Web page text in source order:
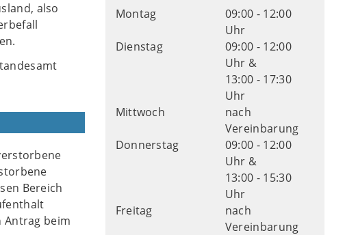
also
Bereich
Antrag beim
Montag
09:00 - 12:00
Uhr
Dienstag
09:00 - 12:00
Uhr &
13:00 - 17:30
Uhr
Mittwoch
nach
Vereinbarung
Donnerstag
09:00 - 12:00
Uhr &
13:00 - 15:30
Uhr
Freitag
nach
Vereinbarung